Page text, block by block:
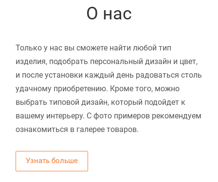
О нас
Только у нас вы сможете найти любой тип
изделия, подобрать персональный дизайн и цвет,
и после установки каждый день радоваться столь
удачному приобретению. Кроме того, можно
выбрать типовой дизайн, который подойдет к
вашему интерьеру. С фото примеров рекомендуем
ознакомиться в галерее товаров.
Узнать больше